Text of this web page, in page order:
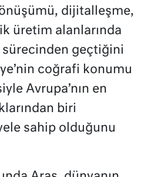
dijitalleşme,
üretim alanlarında
sürecinden geçtiğini
coğrafi konumu
Avrupa’nın en
biri
sahip olduğunu